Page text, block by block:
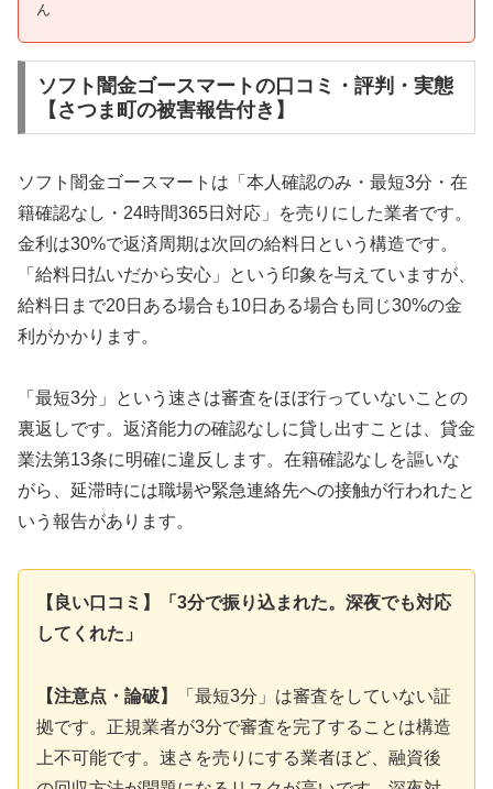
ん
ソフト闇金ゴースマートの口コミ・評判・実態
【さつま町の被害報告付き】
ソフト闇金ゴースマートは「本人確認のみ・最短3分・在
籍確認なし・24時間365日対応」を売りにした業者です。
金利は30%で返済周期は次回の給料日という構造です。
「給料日払いだから安心」という印象を与えていますが、
給料日まで20日ある場合も10日ある場合も同じ30%の金
利がかかります。
「最短3分」という速さは審査をほぼ行っていないことの
裏返しです。返済能力の確認なしに貸し出すことは、貸金
業法第13条に明確に違反します。在籍確認なしを謳いな
がら、延滞時には職場や緊急連絡先への接触が行われたと
いう報告があります。
【良い口コミ】「3分で振り込まれた。深夜でも対応
してくれた」
【注意点・論破】
「最短3分」は審査をしていない証
拠です。正規業者が3分で審査を完了することは構造
上不可能です。速さを売りにする業者ほど、融資後